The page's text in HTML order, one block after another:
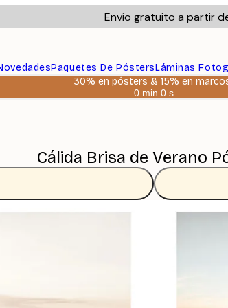
Envío gratuito a partir
Paquetes De PóstersLáminas
30% en pósters & 15% en
0 min 0 s
Válido
Cálida Brisa de Verano